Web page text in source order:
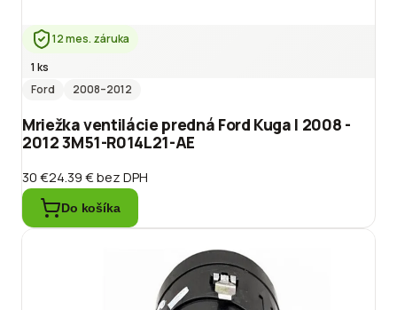
12 mes. záruka
1 ks
Ford
2008–2012
Mriežka ventilácie predná Ford Kuga I 2008 -
2012 3M51-R014L21-AE
30 €24.39 €bez DPH
Do košíka